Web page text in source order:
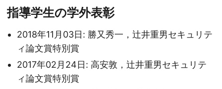
指導学生の学外表彰
2018年11月03日: 勝又秀一，辻井重男セキュリテ
ィ論文賞特別賞
2017年02月24日: 高安敦，辻井重男セキュリテ
ィ論文賞特別賞